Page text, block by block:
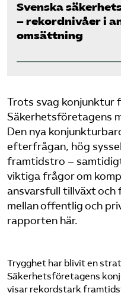
Svenska
– rekordnivåer i
omsättning
Trots svag
Säkerhetsföretagens
Den nya
efterfrågan, hög
framtidstro –
viktiga frågor om
ansvarsfull tillväxt och
mellan offentlig och
rapporten här.
Trygghet har blivit en
Säkerhetsföretagens
visar rekordstark